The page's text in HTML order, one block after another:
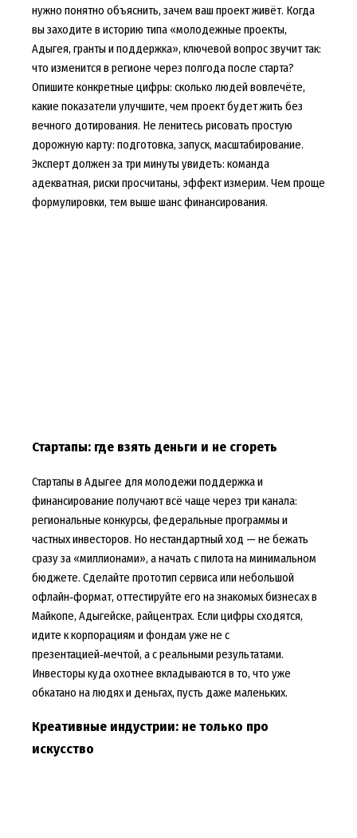
нужно понятно объяснить, зачем ваш проект живёт. Когда
вы заходите в историю типа «молодежные проекты,
Адыгея, гранты и поддержка», ключевой вопрос звучит так:
что изменится в регионе через полгода после старта?
Опишите конкретные цифры: сколько людей вовлечёте,
какие показатели улучшите, чем проект будет жить без
вечного дотирования. Не ленитесь рисовать простую
дорожную карту: подготовка, запуск, масштабирование.
Эксперт должен за три минуты увидеть: команда
адекватная, риски просчитаны, эффект измерим. Чем проще
формулировки, тем выше шанс финансирования.
Стартапы: где взять деньги и не сгореть
Стартапы в Адыгее для молодежи поддержка и
финансирование получают всё чаще через три канала:
региональные конкурсы, федеральные программы и
частных инвесторов. Но нестандартный ход — не бежать
сразу за «миллионами», а начать с пилота на минимальном
бюджете. Сделайте прототип сервиса или небольшой
офлайн‑формат, оттестируйте его на знакомых бизнесах в
Майкопе, Адыгейске, райцентрах. Если цифры сходятся,
идите к корпорациям и фондам уже не с
презентацией‑мечтой, а с реальными результатами.
Инвесторы куда охотнее вкладываются в то, что уже
обкатано на людях и деньгах, пусть даже маленьких.
Креативные индустрии: не только про
искусство